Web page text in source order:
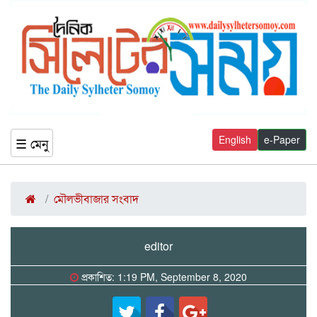
☰ মেনু e-Paper
English
মৌলভীবাজার সংবাদ
editor
প্রকাশিত: 1:19 PM, September 8, 2020